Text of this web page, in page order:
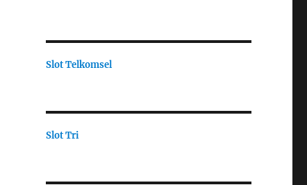
Slot Telkomsel
Slot Tri